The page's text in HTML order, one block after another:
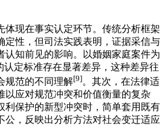
体现在事实认定环节。传统分析框架
定性，但司法实践表明，证据采信与
认知前见的影响。以婚姻家庭案件为
认定标准存在显著差异，这种差异往
规范的不同理解[9]。其次，在法律适
以应对规范冲突和价值衡量的复杂
利保护的新型冲突时，简单套用既有
公，反映出分析方法对社会变迁适应